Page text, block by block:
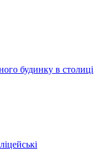
будинку в столиці